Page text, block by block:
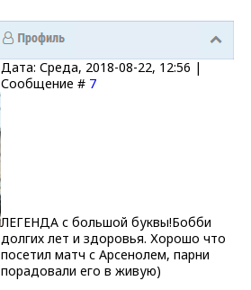
Дата: Среда, 2018-08-22, 12:56 |
Сообщение # 7
ЛЕГЕНДА с большой буквы!Бобби
долгих лет и здоровья. Хорошо что
посетил матч с Арсенолем, парни
порадовали его в живую)